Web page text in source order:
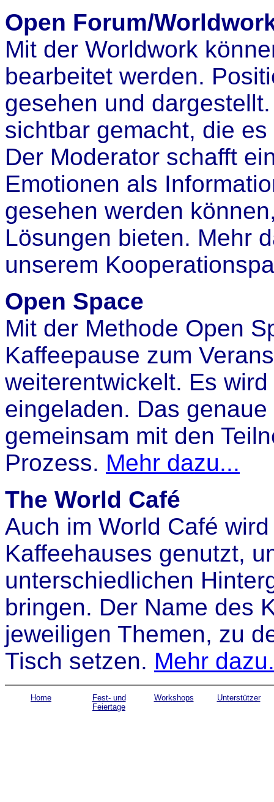
Open Forum/
Mit der Worldwork
bearbeitet werden.
gesehen und
sichtbar gemacht, die
Der Moderator schafft
Emotionen als
gesehen werden
Lösungen bieten. Mehr
unserem
Open Space
Mit der Methode Open
Kaffeepause zum
weiterentwickelt. Es
eingeladen. Das
gemeinsam mit den
Prozess. Mehr dazu...
The World Café
Auch im World Café
Kaffeehauses genutzt,
unterschiedlichen
bringen. Der Name des
jeweiligen Themen, zu
Tisch setzen. Mehr
Home
Fest- und
Feiertage
Workshops Unterstützer